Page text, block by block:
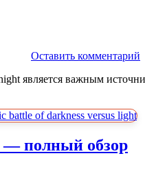
Оставить комментарий
является важным
— полный обзор